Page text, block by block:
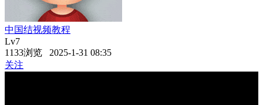
中国结视频教程
Lv7
1133浏览 2025-1-31 08:35
关注